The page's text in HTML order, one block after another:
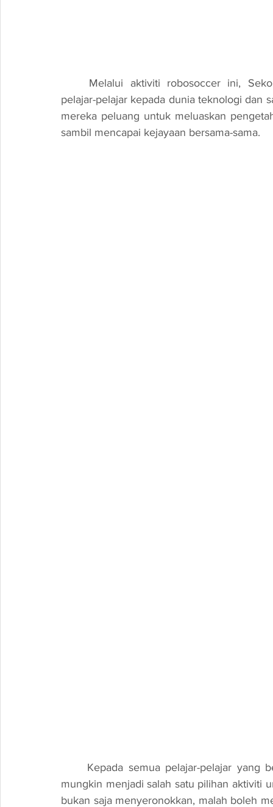
pelajar-pelajar kepada dunia teknologi dan
mereka peluang untuk meluaskan
sambil mencapai kejayaan bersama-sama.
mungkin menjadi salah satu pilihan aktiviti
bukan saja menyeronokkan, malah boleh